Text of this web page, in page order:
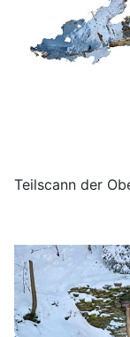
Teilscann der